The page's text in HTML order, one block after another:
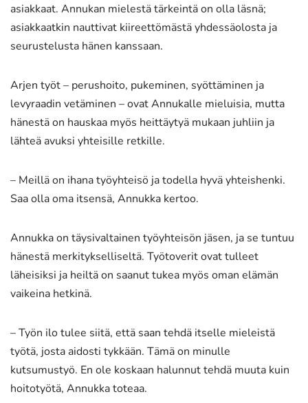
asiakkaat. Annukan mielestä tärkeintä on olla läsnä;
asiakkaatkin nauttivat kiireettömästä yhdessäolosta ja
seurustelusta hänen kanssaan.
Arjen työt – perushoito, pukeminen, syöttäminen ja
levyraadin vetäminen – ovat Annukalle mieluisia, mutta
hänestä on hauskaa myös heittäytyä mukaan juhliin ja
lähteä avuksi yhteisille retkille.
– Meillä on ihana työyhteisö ja todella hyvä yhteishenki.
Saa olla oma itsensä, Annukka kertoo.
Annukka on täysivaltainen työyhteisön jäsen, ja se tuntuu
hänestä merkitykselliseltä. Työtoverit ovat tulleet
läheisiksi ja heiltä on saanut tukea myös oman elämän
vaikeina hetkinä.
– Työn ilo tulee siitä, että saan tehdä itselle mieleistä
työtä, josta aidosti tykkään. Tämä on minulle
kutsumustyö. En ole koskaan halunnut tehdä muuta kuin
hoitotyötä, Annukka toteaa.